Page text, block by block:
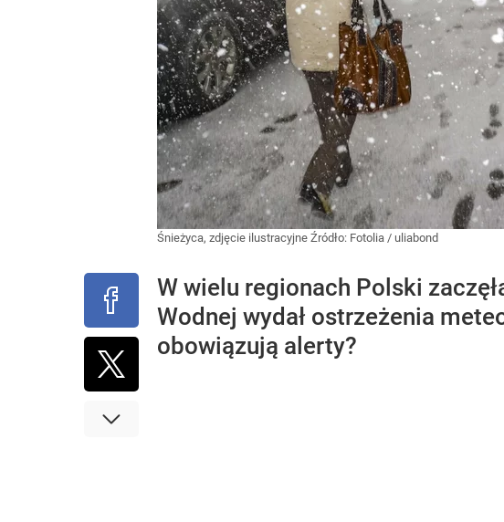
Śnieżyca, zdjęcie ilustracyjne Źródło: Fotolia / uliabond
W wielu regionach Polski
Wodnej wydał ostrzeżenia
obowiązują alerty?